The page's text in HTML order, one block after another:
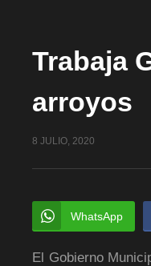
Trabaja
arroyos
8 JULIO, 2020
WhatsApp
El Gobierno